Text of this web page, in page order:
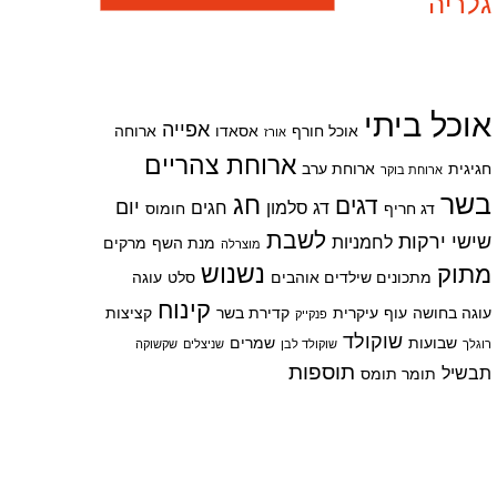
אוכל ביתי אוכל חורף אורז אסאדו אפייה ארוחה
חגיגית ארוחת בוקר ארוחת ערב ארוחת צהריים
בשר דג חריף דגים דג סלמון חג חגים חומוס יום
שישי ירקות לחמניות לשבת מוצרלה מנת השף מרקים
מתוק מתכונים שילדים אוהבים נשנוש סלט עוגה
עוגה בחושה עוף עיקרית פנקייק קדירת בשר קינוח קציצות
רוגלך שבועות שוקולד שוקולד לבן שמרים שניצלים שקשוקה
תבשיל תומר תומס תוספות